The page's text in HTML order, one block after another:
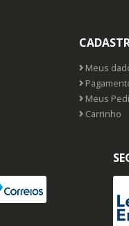
Meus
Meus
Carrinho